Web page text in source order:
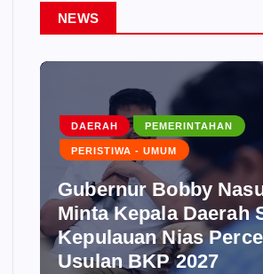
NEWS
DAERAH PEMERINTAHAN
PERISTIWA - UMUM
Gubernur Bobby
Minta Kepala Daerah
Kepulauan Nias
Usulan BKP 2027